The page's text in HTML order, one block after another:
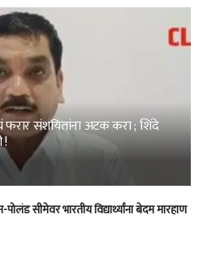
फरार संशयितांना अटक करा ; शिंदे
!
सीमेवर भारतीय विद्यार्थ्यांना बेदम मारहाण